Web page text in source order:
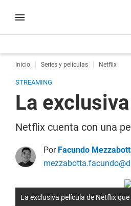
Inicio Series y películas Netflix
STREAMING
La
Netflix cuenta con una
Por Facundo
La exclusiva película de Netflix